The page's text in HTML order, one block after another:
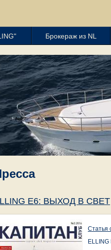
Брокераж из NL
E6: ВЫХОД В СВЕТ
Статья